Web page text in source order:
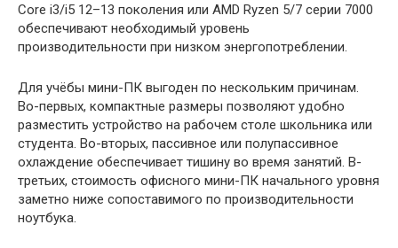
Core i3/i5 12–13 поколения или AMD Ryzen 5/7 серии 7000
обеспечивают необходимый уровень
производительности при низком энергопотреблении.
Для учёбы мини-ПК выгоден по нескольким причинам.
Во-первых, компактные размеры позволяют удобно
разместить устройство на рабочем столе школьника или
студента. Во-вторых, пассивное или полупассивное
охлаждение обеспечивает тишину во время занятий. В-
третьих, стоимость офисного мини-ПК начального уровня
заметно ниже сопоставимого по производительности
ноутбука.